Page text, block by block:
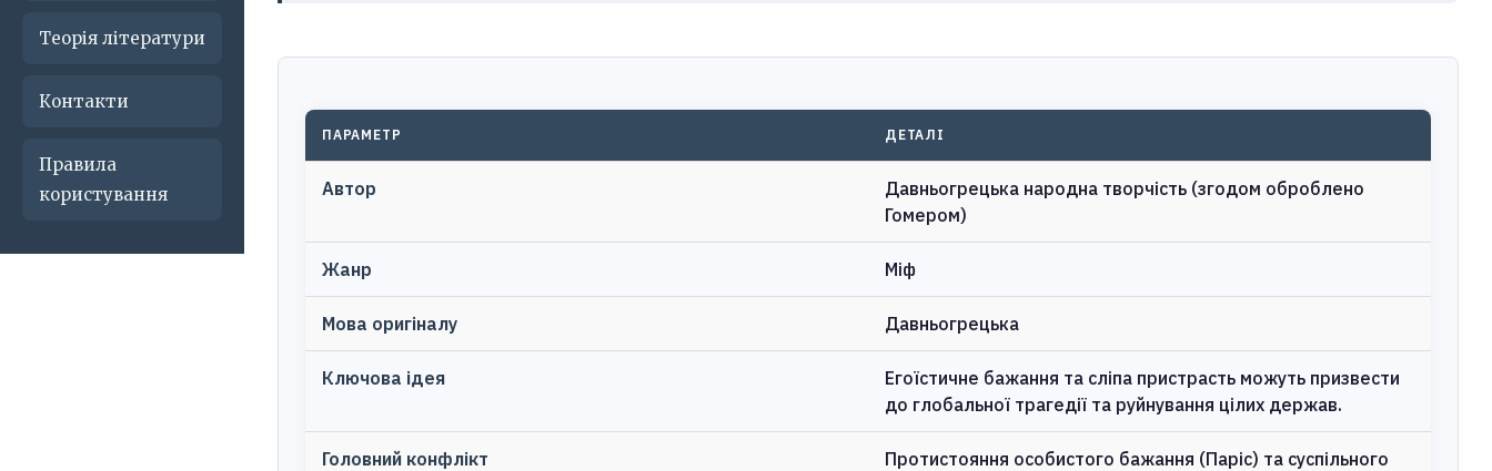
Теорія літератури
Контакти
Правила
користування
ПАРАМЕТР ДЕТАЛІ
Автор
Давньогрецька народна творчість (згодом оброблено
Гомером)
Жанр Міф
Мова оригіналу Давньогрецька
Ключова ідея
Егоїстичне бажання та сліпа пристрасть можуть призвести
до глобальної трагедії та руйнування цілих держав.
Головний конфлікт
Протистояння особистого бажання (Паріс) та суспільного